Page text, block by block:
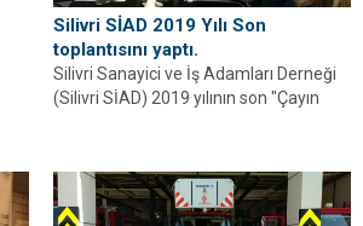
Silivri SİAD 2019 Yılı Son
toplantısını yaptı.
Silivri Sanayici ve İş Adamları Derneği
(Silivri SİAD) 2019 yılının son "Çayın